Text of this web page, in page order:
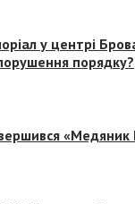
у центрі
порядку?
«Медяник